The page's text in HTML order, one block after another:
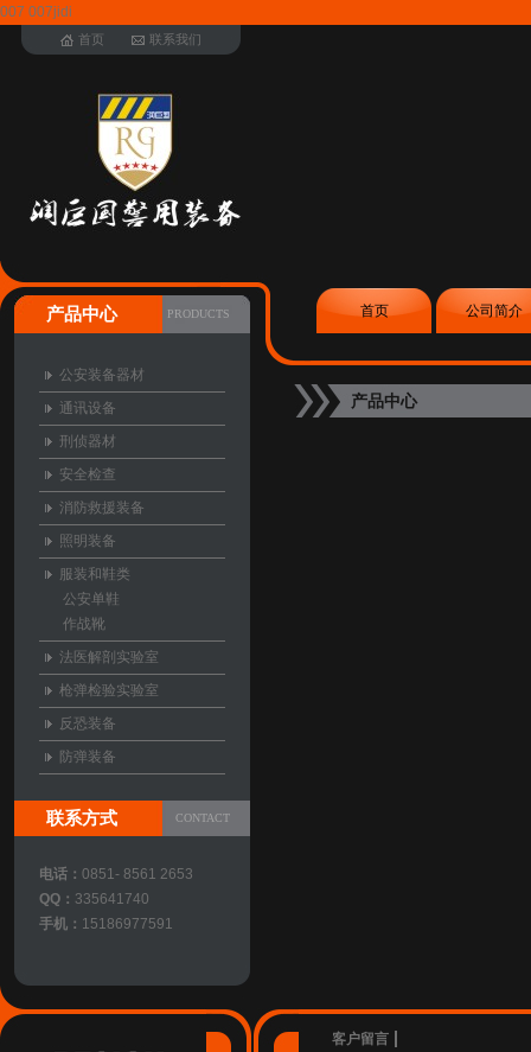
007 007jidi
首页 联系我们
首页 公司简介
产品中心
PRODUCTS
产品中心
公安装备器材
通讯设备
刑侦器材
安全检查
消防救援装备
照明装备
服装和鞋类
公安单鞋
作战靴
法医解剖实验室
枪弹检验实验室
反恐装备
防弹装备
CONTACT
联系方式
电话： 0851- 8561 2653
QQ： 335641740
手机： 15186977591
客户留言